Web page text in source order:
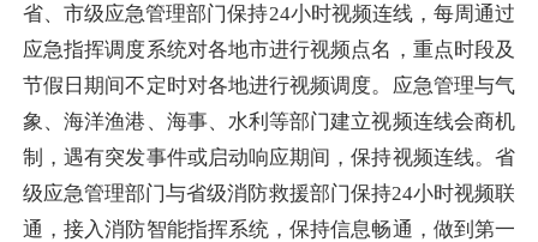
省、市级应急管理部门保持24小时视频连线，每周通过
应急指挥调度系统对各地市进行视频点名，重点时段及
节假日期间不定时对各地进行视频调度。应急管理与气
象、海洋渔港、海事、水利等部门建立视频连线会商机
制，遇有突发事件或启动响应期间，保持视频连线。省
级应急管理部门与省级消防救援部门保持24小时视频联
通，接入消防智能指挥系统，保持信息畅通，做到第一